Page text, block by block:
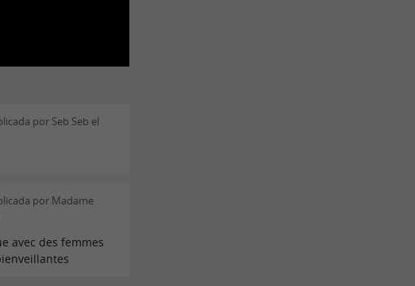
por Seb Seb el
por Madame
avec des femmes